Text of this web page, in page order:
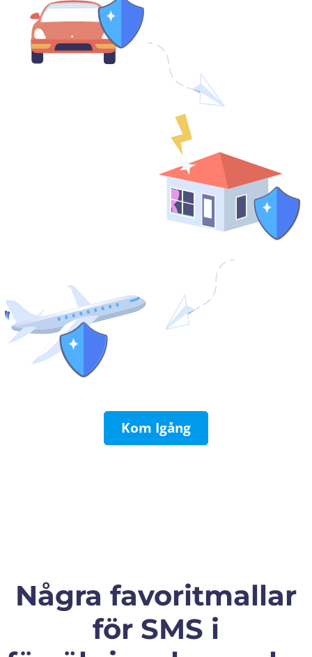
Kom Igång
Några favoritmallar
för SMS i